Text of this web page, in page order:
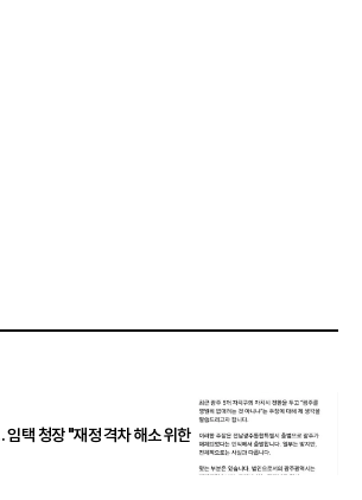
택 청장 "재정 격차 해소 위한